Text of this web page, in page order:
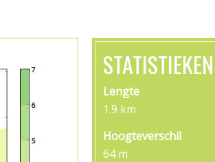
STATISTIEKEN
Lengte
1.9 km
Hoogteverschil
64 m